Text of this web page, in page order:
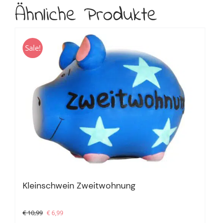
Ähnliche Produkte
Sale!
Kleinschwein Zweitwohnung
€10,99 Ursprünglicher
€6,99Aktueller